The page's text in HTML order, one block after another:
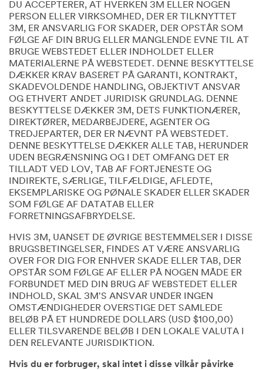
DU ACCEPTERER, AT HVERKEN 3M ELLER NOGEN
PERSON ELLER VIRKSOMHED, DER ER TILKNYTTET
3M, ER ANSVARLIG FOR SKADER, DER OPSTÅR SOM
FØLGE AF DIN BRUG ELLER MANGLENDE EVNE TIL AT
BRUGE WEBSTEDET ELLER INDHOLDET ELLER
MATERIALERNE PÅ WEBSTEDET. DENNE BESKYTTELSE
DÆKKER KRAV BASERET PÅ GARANTI, KONTRAKT,
SKADEVOLDENDE HANDLING, OBJEKTIVT ANSVAR
OG ETHVERT ANDET JURIDISK GRUNDLAG. DENNE
BESKYTTELSE DÆKKER 3M, DETS FUNKTIONÆRER,
DIREKTØRER, MEDARBEJDERE, AGENTER OG
TREDJEPARTER, DER ER NÆVNT PÅ WEBSTEDET.
DENNE BESKYTTELSE DÆKKER ALLE TAB, HERUNDER
UDEN BEGRÆNSNING OG I DET OMFANG DET ER
TILLADT VED LOV, TAB AF FORTJENESTE OG
INDIREKTE, SÆRLIGE, TILFÆLDIGE, AFLEDTE,
EKSEMPLARISKE OG PØNALE SKADER ELLER SKADER
SOM FØLGE AF DATATAB ELLER
FORRETNINGSAFBRYDELSE.
HVIS 3M, UANSET DE ØVRIGE BESTEMMELSER I DISSE
BRUGSBETINGELSER, FINDES AT VÆRE ANSVARLIG
OVER FOR DIG FOR ENHVER SKADE ELLER TAB, DER
OPSTÅR SOM FØLGE AF ELLER PÅ NOGEN MÅDE ER
FORBUNDET MED DIN BRUG AF WEBSTEDET ELLER
INDHOLD, SKAL 3M'S ANSVAR UNDER INGEN
OMSTÆNDIGHEDER OVERSTIGE DET SAMLEDE
BELØB PÅ ET HUNDREDE DOLLARS (USD $100,00)
ELLER TILSVARENDE BELØB I DEN LOKALE VALUTA I
DEN RELEVANTE JURISDIKTION.
Hvis du er forbruger, skal intet i disse vilkår påvirke